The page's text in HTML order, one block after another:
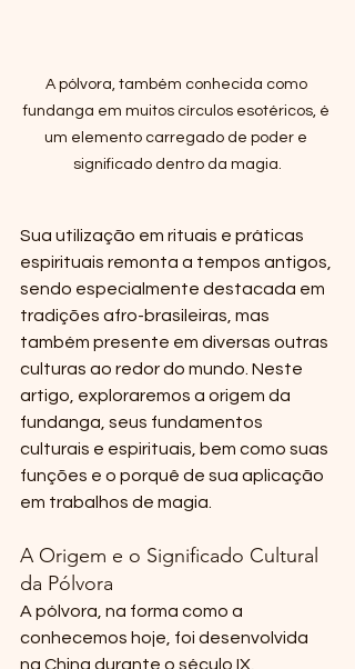
A pólvora, também conhecida como
fundanga em muitos círculos esotéricos, é
um elemento carregado de poder e
significado dentro da magia.
Sua utilização em rituais e práticas
espirituais remonta a tempos antigos,
sendo especialmente destacada em
tradições afro-brasileiras, mas
também presente em diversas outras
culturas ao redor do mundo. Neste
artigo, exploraremos a origem da
fundanga, seus fundamentos
culturais e espirituais, bem como suas
funções e o porquê de sua aplicação
em trabalhos de magia.
A Origem e o Significado Cultural
da Pólvora
A pólvora, na forma como a
conhecemos hoje, foi desenvolvida
na China durante o século IX,